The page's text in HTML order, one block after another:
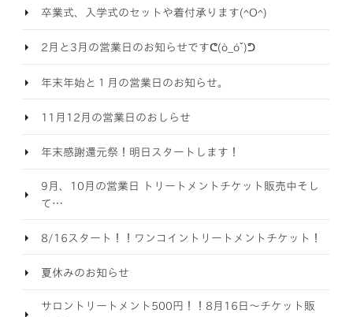
卒業式、入学式のセットや着付承ります(^O^)
2月と3月の営業日のお知らせですᕦ(ò_óˇ)ᕤ
年末年始と１月の営業日のお知らせ。
11月12月の営業日のおしらせ
年末感謝還元祭！明日スタートします！
9月、10月の営業日 トリートメントチケット販売中そし
て…
8/16スタート！！ワンコイントリートメントチケット！
夏休みのお知らせ
サロントリートメント500円！！8月16日～チケット販